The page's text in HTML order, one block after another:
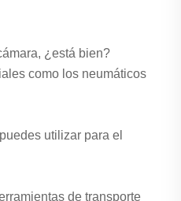
¿está bien?
como los neumáticos
utilizar para el
de transporte